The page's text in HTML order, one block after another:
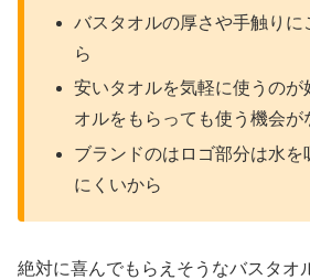
バスタオルの厚さや手触りに
ら
安いタオルを気軽に使うのが
オルをもらっても使う機会が
ブランドのはロゴ部分は水を
にくいから
絶対に喜んでもらえそうなバスタオ